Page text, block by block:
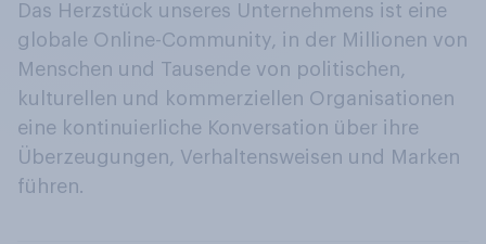
Das Herzstück unseres Unternehmens ist eine
globale Online-Community, in der Millionen von
Menschen und Tausende von politischen,
kulturellen und kommerziellen Organisationen
eine kontinuierliche Konversation über ihre
Überzeugungen, Verhaltensweisen und Marken
führen.